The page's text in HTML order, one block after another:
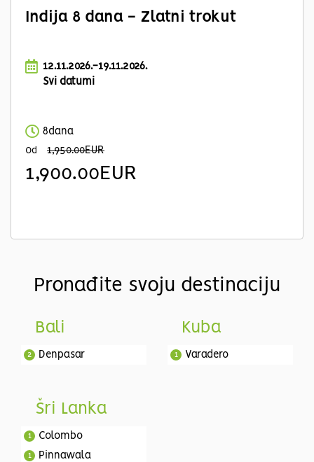
Indija 8 dana - Zlatni trokut
12.11.2026.-19.11.2026.
Svi datumi
8dana
Od 1,950.00EUR
1,900.00EUR
Pronađite svoju destinaciju
Bali
Denpasar
2
Kuba
Varadero
1
Šri Lanka
Colombo
1
Pinnawala
1